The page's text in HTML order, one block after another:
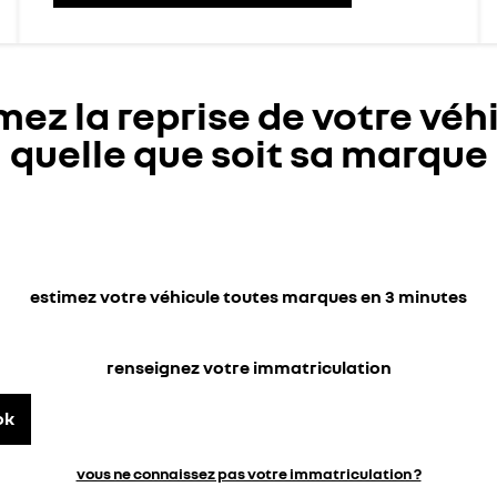
la reprise de votre
quelle que soit sa marque
estimez votre véhicule toutes marques en 3 minutes
renseignez votre immatriculation
vous ne connaissez pas votre immatriculation ?